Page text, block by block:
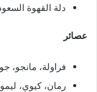
دلة القهوة السعودية ب
عصائر
فراولة، مانجو،
رمان، كيوي، ليمون